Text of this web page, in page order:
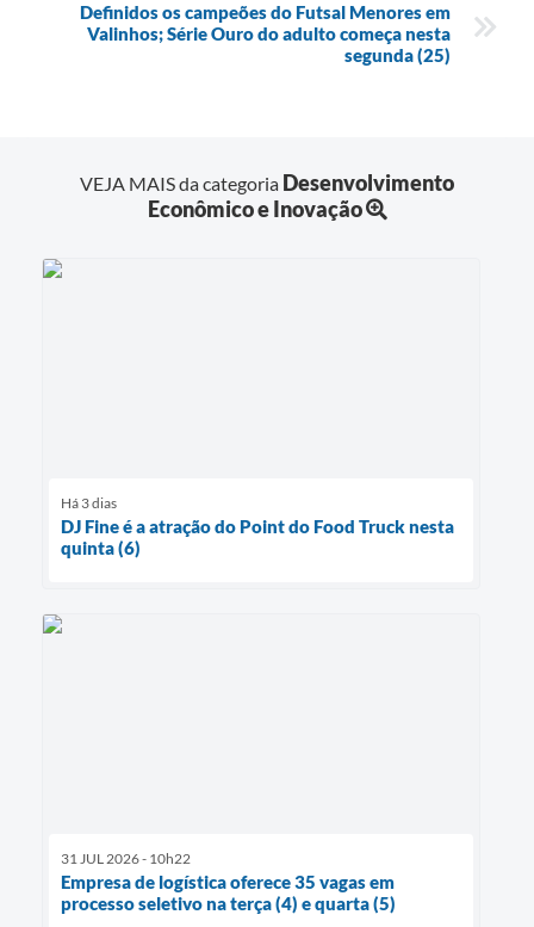
Definidos os campeões do Futsal Menores em
Valinhos; Série Ouro do adulto começa nesta
segunda (25)
VEJA MAIS da categoria Desenvolvimento
Econômico e Inovação
Há 3 dias
DJ Fine é a atração do Point do Food Truck nesta
quinta (6)
31 JUL 2026 - 10h22
Empresa de logística oferece 35 vagas em
processo seletivo na terça (4) e quarta (5)